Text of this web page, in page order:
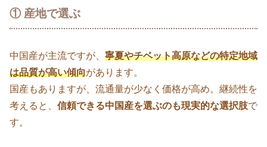
① 産地で選ぶ
中国産が主流ですが、 寧夏やチベット高原などの特定地域
は品質が高い傾向があります。
国産もありますが、流通量が少なく価格が高め。継続性を
考えると、 信頼できる中国産を選ぶのも現実的な選択肢で
す。